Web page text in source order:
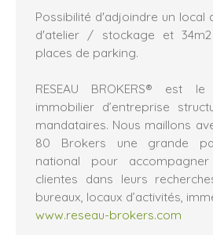
Possibilité d'adjoindre un local
d'atelier / stockage et
places de parking.
RESEAU BROKERS® est
immobilier d’entreprise
mandataires. Nous maillons
80 Brokers une grande
national pour
clientes dans leurs
bureaux, locaux d’activités,
www.reseau-brokers.com